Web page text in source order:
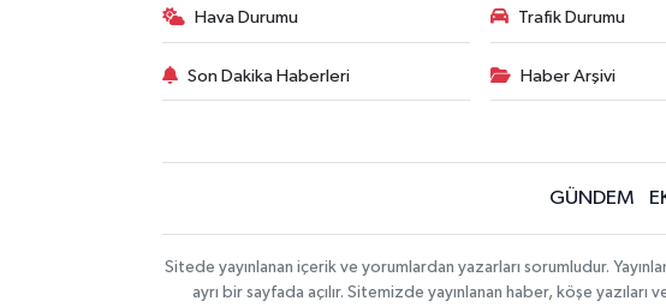
Hava Durumu Trafik Durumu
Son Dakika Haberleri Haber Arşivi
GÜNDEM
Sitede yayınlanan içerik ve yorumlardan yazarları sorumludur.
ayrı bir sayfada açılır. Sitemizde yayınlanan haber, köşe